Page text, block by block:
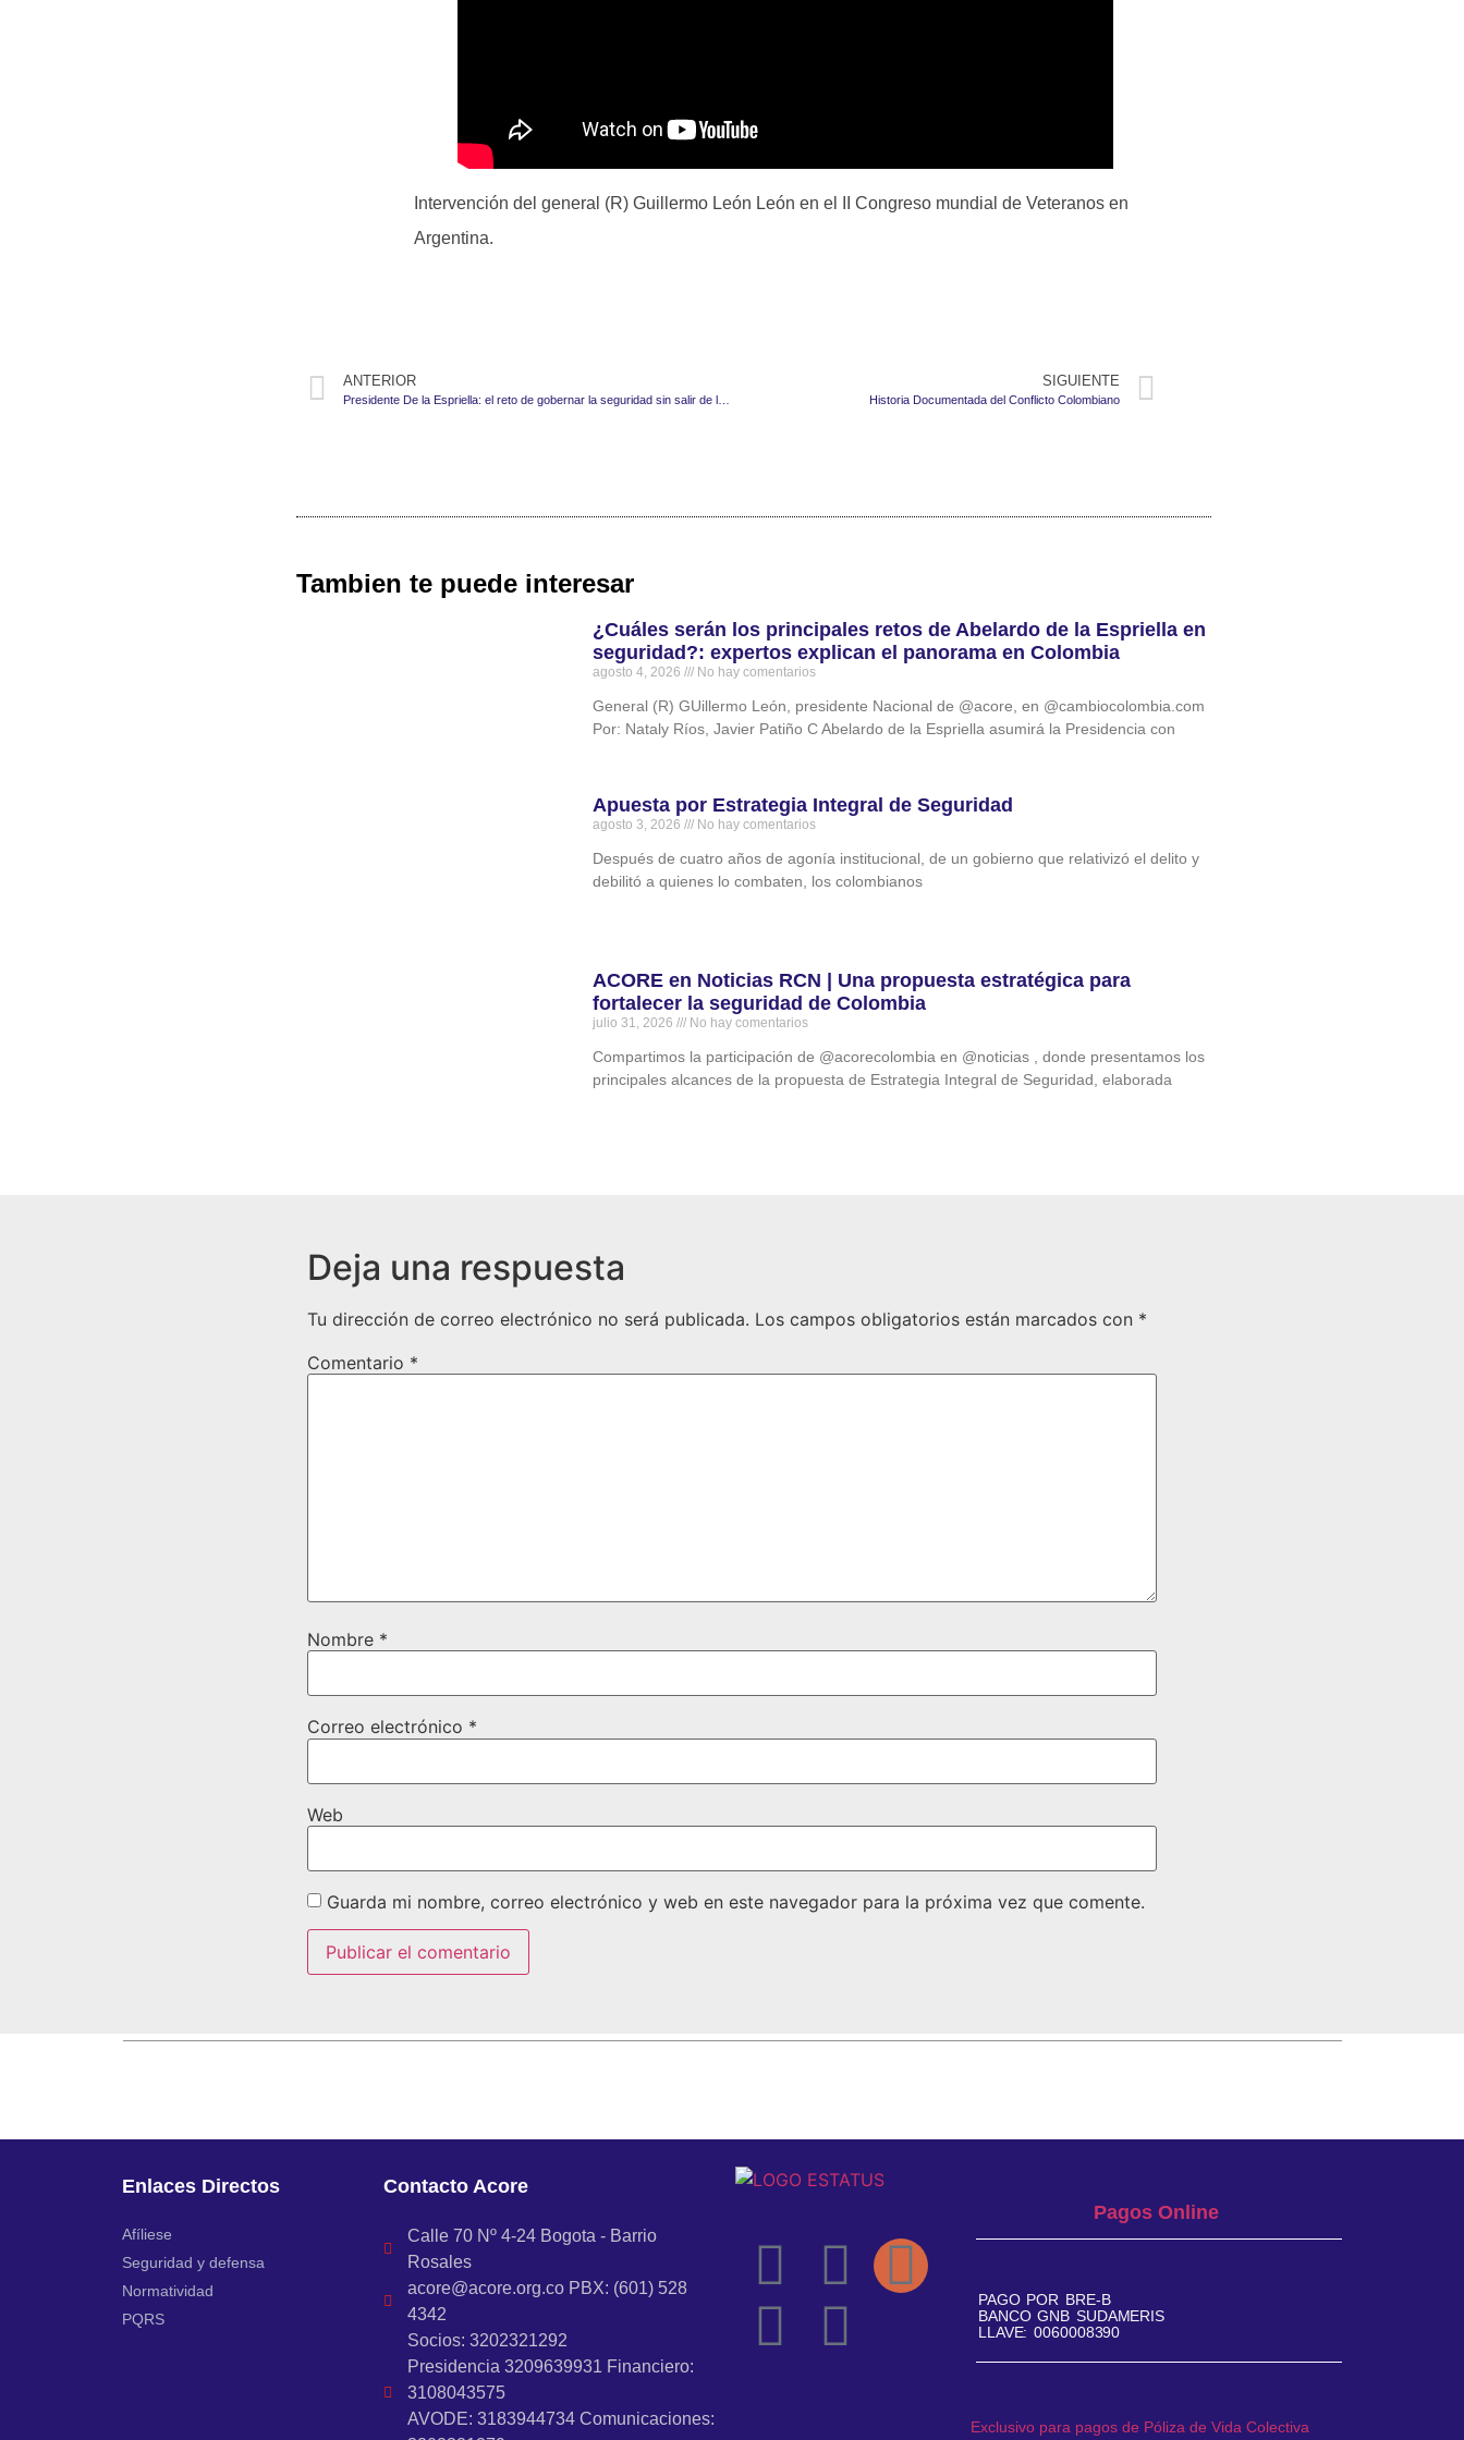
Intervención del general (R) Guillermo León León en el II Congreso mundial de Veteranos en
Argentina.
ANTERIOR SIGUIENTE
Historia Documentada del Conflicto Colombiano
Tambien te puede interesar
¿Cuáles serán los principales retos de Abelardo de la Espriella en
seguridad?: expertos explican el panorama en Colombia
agosto 4, 2026 No hay comentarios
General (R) GUillermo León, presidente Nacional de @acore, en @cambiocolombia.com
Por: Nataly Ríos, Javier Patiño C Abelardo de la Espriella asumirá la Presidencia con
Apuesta por Estrategia Integral de Seguridad
agosto 3, 2026 No hay comentarios
Después de cuatro años de agonía institucional, de un gobierno que relativizó el delito y
debilitó a quienes lo combaten, los colombianos
ACORE en Noticias RCN | Una propuesta estratégica para
fortalecer la seguridad de Colombia
julio 31, 2026 No hay comentarios
Compartimos la participación de ‪@acorecolombia‬ en ‪@noticias‬ , donde presentamos los
principales alcances de la propuesta de Estrategia Integral de Seguridad, elaborada
Deja una respuesta
Tu dirección de correo electrónico no será publicada. Los campos obligatorios están marcados con *
Comentario *
Nombre *
Correo electrónico *
Web
Guarda mi nombre, correo electrónico y web en este navegador para la próxima vez que comente.
Enlaces Directos
Afíliese
Seguridad y defensa
Normatividad
PQRS
Contacto Acore
Calle 70 Nº 4-24 Bogota - Barrio
Rosales
acore@acore.org.co PBX: (601) 528
4342
Socios: 3202321292
Presidencia 3209639931 Financiero:
3108043575
AVODE: 3183944734 Comunicaciones:
Pagos Online
PAGO POR BRE-B
BANCO GNB SUDAMERIS
LLAVE: 0060008390
Exclusivo para pagos de Póliza de Vida Colectiva